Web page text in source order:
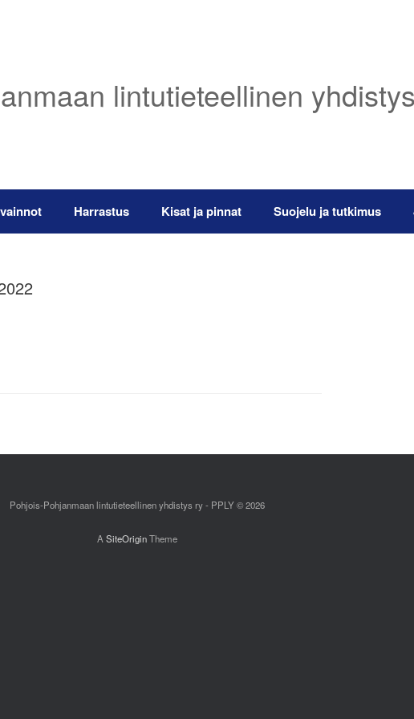
lintutieteellinen
Harrastus Kisat ja pinnat Suojelu ja tutkimus
Pohjois-Pohjanmaan lintutieteellinen yhdistys ry - PPLY © 2026
A SiteOriginTheme